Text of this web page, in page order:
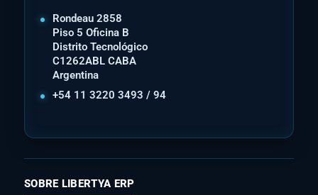
Rondeau 2858
Piso 5 Oficina B
Distrito Tecnológico
C1262ABL CABA
Argentina
+54 11 3220 3493 / 94
SOBRE LIBERTYA ERP